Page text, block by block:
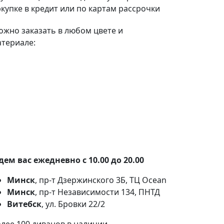
в кредит или по картам рассрочки
заказать в любом цвете и
вас ежедневно с 10.00 до 20.00
Минск, пр-т Дзержинского 3Б, ТЦ Ocean
Минск, пр-т Независимости 134, ПНТД
Витебск, ул. Бровки 22/2